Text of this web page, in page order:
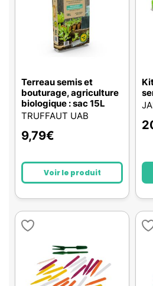
Terreau semis et
bouturage, agriculture
biologique : sac 15L
TRUFFAUT UAB
9,79€
Voir le produit